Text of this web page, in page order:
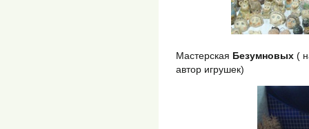
Мастерская Безумновых (
автор игрушек)